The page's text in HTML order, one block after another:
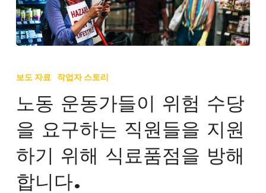
구
하
다
동
동
가
들
이
위
보도 자료 작업자 스토리
노동 운동가들이 위험 수당
을 요구하는 직원들을 지원
하기 위해 식료품점을 방해
합니다.